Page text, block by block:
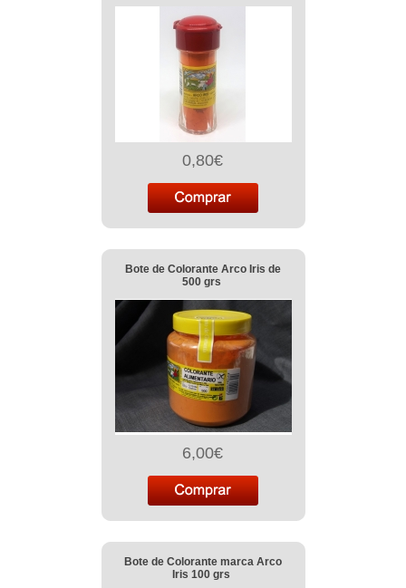
0,80€
Bote de Colorante Arco Iris de
500 grs
6,00€
Bote de Colorante marca Arco
Iris 100 grs